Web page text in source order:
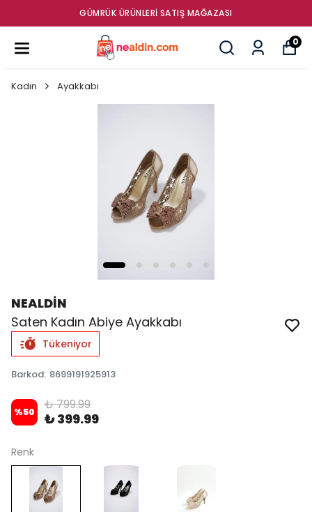
GÜMRÜK ÜRÜNLERI SATIŞ MAĞAZASI
0
Kadın Ayakkabı
NEALDİN
Saten Kadın Abiye Ayakkabı
Tükeniyor
Barkod: 8699191925913
%50 ₺ 799.99
₺ 399.99
Renk